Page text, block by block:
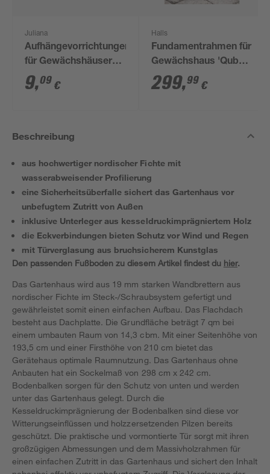
Juliana
Aufhängevorrichtungen
für Gewächshäuser
schwarz 20 Stück
9,09 €
Halls
Fundamentrahmen für
Gewächshaus 'Qube
610' 6,4 m²
299,99 €
Beschreibung
aus hochwertiger nordischer Fichte mit
wasserabweisender Profilierung
eine Sicherheitsüberfalle sichert das Gartenhaus vor
unbefugtem Zutritt von Außen
inklusive Unterleger aus kesseldruckimprägniertem Holz
die Eckverbindungen bieten Schutz vor Wind und Regen
mit Türverglasung aus bruchsicherem Kunstglas
Den passenden Fußboden zu diesem Artikel findest du hier.
Das Gartenhaus wird aus 19 mm starken Wandbrettern aus
nordischer Fichte im Steck-/Schraubsystem gefertigt und
gewährleistet somit einen einfachen Aufbau. Das Flachdach
besteht aus Dachplatte. Die Grundfläche beträgt 7 qm bei
einem umbauten Raum von 14,3 cbm. Mit einer Seitenhöhe von
193,5 cm und einer Firsthöhe von 210 cm bietet das
Gerätehaus optimale Raumnutzung. Das Gartenhaus ohne
Anbauten hat ein Sockelmaß von 298 cm x 242 cm.
Bodenbalken sorgen für den Schutz von unten und werden
unter das Gartenhaus gelegt. Durch die
Kesseldruckimprägnierung der Bodenbalken sind diese vor
Witterungseinflüssen und holzzersetzenden Pilzen bereits
geschützt. Die praktische und vormontierte Tür sorgt mit ihren
großzügigen Abmessungen und dem Massivholzrahmen für
einen einfachen Zutritt in das Gartenhaus und sichert den Inhalt